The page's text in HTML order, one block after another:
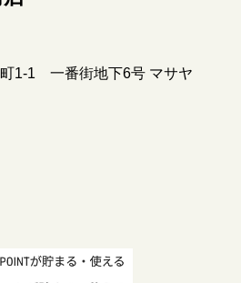
町1-1 一番街地下6号 マサヤ